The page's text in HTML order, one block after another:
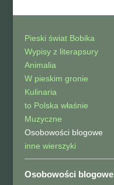
Pieski świat Bobika
Wypisy z literapsury
Animalia
W pieskim gronie
Kulinaria
to Polska właśnie
Muzyczne
Osobowości blogowe
inne wierszyki
Osobowości blogowe